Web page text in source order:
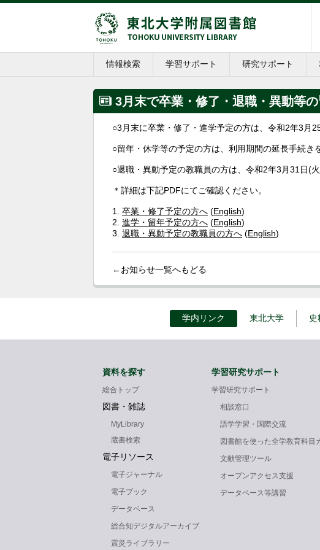
情報検索 学習サポート 研究サポート
3月末で卒業・修了・退職・異動等
○3月末に卒業・修了・進学予定の方は、令和2年3月
○留年・休学等の予定の方は、利用期間の延長手続き
○退職・異動予定の教職員の方は、令和2年3月31日(
＊詳細は下記PDFにてご確認ください。
1. 卒業・修了予定の方へ (English)
2. 進学・留年予定の方へ (English)
3. 退職・異動予定の教職員の方へ (English)
←お知らせ一覧へもどる
学内リンク 東北大学 史
資料を探す
総合トップ
図書・雑誌
MyLibrary
蔵書検索
電子リソース
電子ジャーナル
電子ブック
データベース
総合知デジタルアーカイブ
震災ライブラリー
学習研究サポート
学習研究サポート
相談窓口
語学学習・国際交流
図書館を使った全学教育科目
文献管理ツール
オープンアクセス支援
データベース等講習